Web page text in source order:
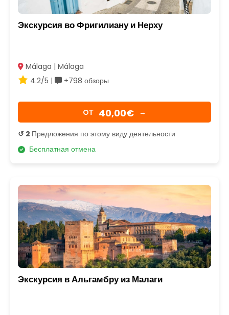
Экскурсия во Фригилиану и Нерху
Málaga | Málaga
4.2/5 |
+798 обзоры
OТ 40,00€ →
↺ 2 Предложения по этому виду деятельности
Бесплатная отмена
Экскурсия в Альгамбру из Малаги